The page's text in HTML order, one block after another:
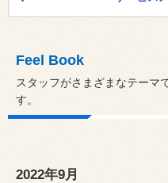
Feel Book
スタッフがさまざまなテーマ
す。
2022年9月